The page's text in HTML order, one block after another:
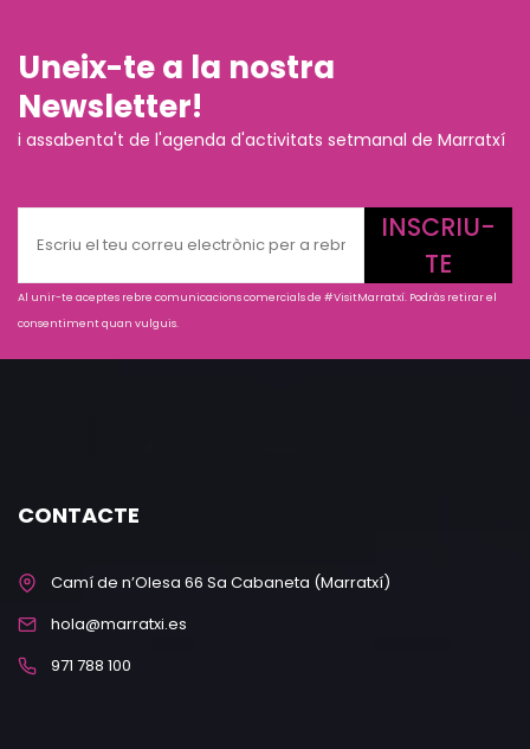
Uneix-te a la nostra
Newsletter!
i assabenta't de l'agenda d'activitats setmanal de Marratxí
INSCRIU-
TE
Al unir-te aceptes rebre comunicacions comercials de #VisitMarratxí. Podràs retirar el
consentiment quan vulguis.
CONTACTE
Camí de n’Olesa 66 Sa Cabaneta (Marratxí)
hola@marratxi.es
971 788 100